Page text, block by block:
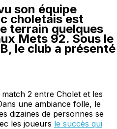
son équipe
choletais est
terrain quelques
Mets 92. Sous le
le club a présenté
2 entre Cholet et les
une ambiance folle, le
dizaines de personnes se
les joueurs le succès qui